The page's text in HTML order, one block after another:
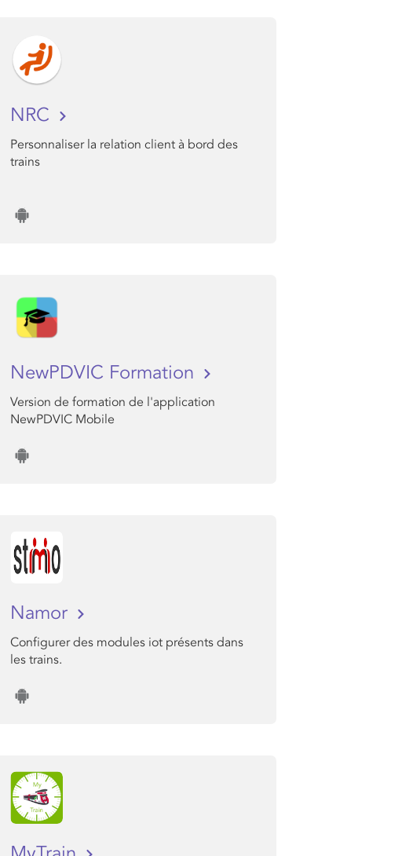
NRC
Personnaliser la relation client à bord des
trains
NewPDVIC Formation
Version de formation de l'application
NewPDVIC Mobile
Namor
Configurer des modules iot présents dans
les trains.